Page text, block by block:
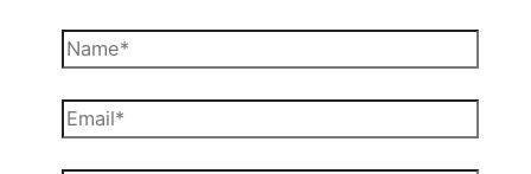
Name*
Email*